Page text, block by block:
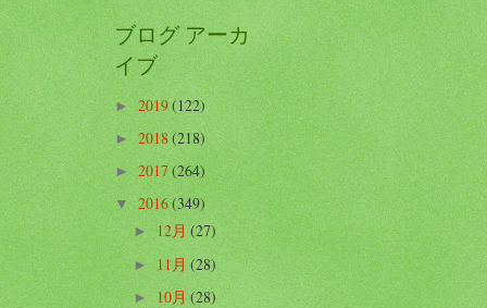
ブログ アーカ
イブ
►2019(122)
► 2018(218)
►2017(264)
▼2016(349)
►12月(27)
►11月(28)
► 10月(28)